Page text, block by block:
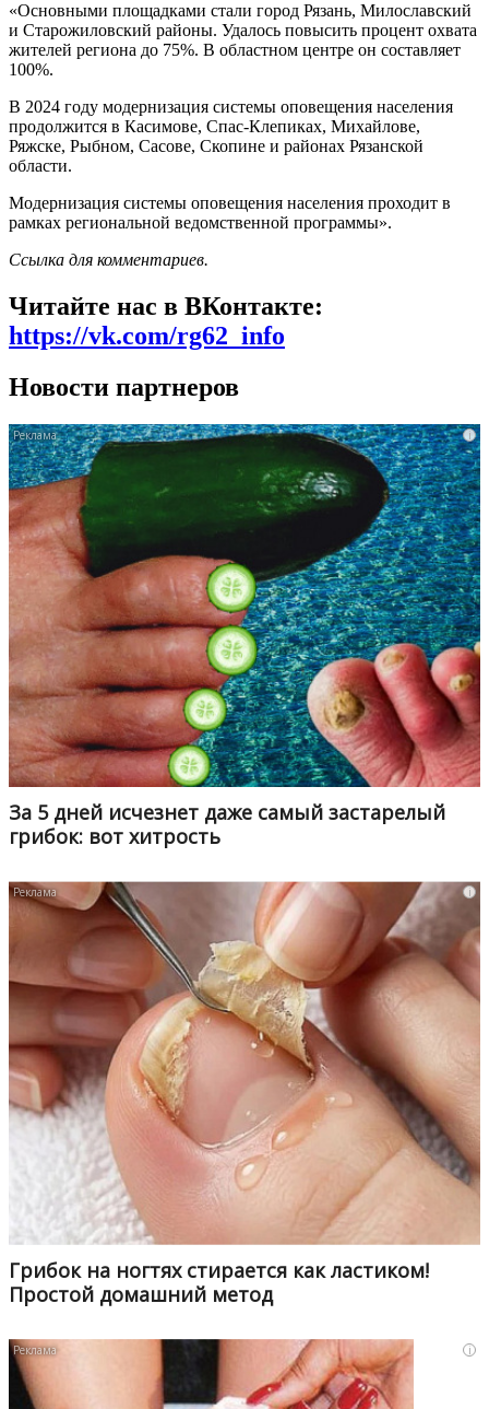
«Основными площадками стали город Рязань, Милославский
и Старожиловский районы. Удалось повысить процент охвата
жителей региона до 75%. В областном центре он составляет
100%.
В 2024 году модернизация системы оповещения населения
продолжится в Касимове, Спас-Клепиках, Михайлове,
Ряжске, Рыбном, Сасове, Скопине и районах Рязанской
области.
Модернизация системы оповещения населения проходит в
рамках региональной ведомственной программы».
Ссылка для комментариев.
Читайте нас в ВКонтакте:
https://vk.com/rg62_info
Новости партнеров
i
За 5 дней исчезнет даже самый застарелый
грибок: вот хитрость
i
Грибок на ногтях стирается как ластиком!
Простой домашний метод
i